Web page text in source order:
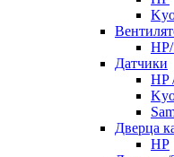
Датчики
HP
Дверца
HP